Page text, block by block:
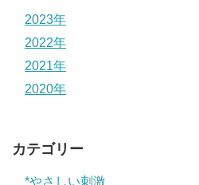
2023年
2022年
2021年
2020年
カテゴリー
*やさしい刺激